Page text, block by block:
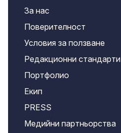
За нас
Поверителност
Условия за ползване
Редакционни стандарти
Портфолио
Екип
PRESS
Медийни партньорства